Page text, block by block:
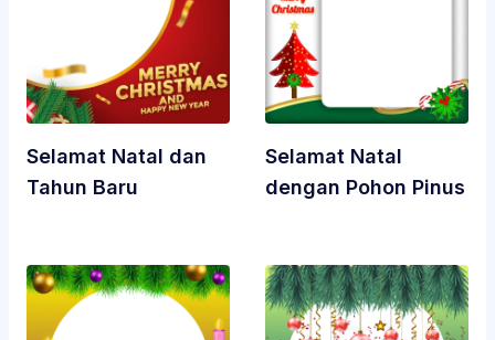
Selamat Natal dan
Tahun Baru
Selamat Natal
dengan Pohon Pinus